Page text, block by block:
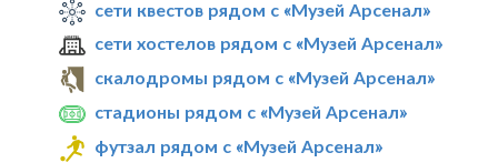
сети квестов рядом с «Музей Арсенал»
сети хостелов рядом с «Музей Арсенал»
скалодромы рядом с «Музей Арсенал»
стадионы рядом с «Музей Арсенал»
футзал рядом с «Музей Арсенал»